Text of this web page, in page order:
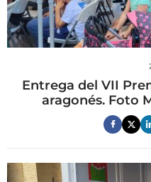
Entrega del VII
aragonés. Foto